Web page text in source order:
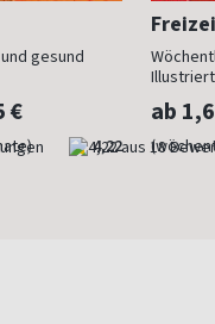
gesund
€
4,22
ab